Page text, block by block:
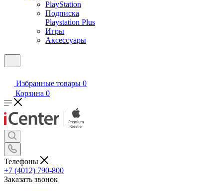
PlayStation
Подписка
Playstation Plus
Игры
Аксессуары
Избранные товары 0
Корзина 0
Телефоны
+7 (4012) 790-800
Заказать звонок